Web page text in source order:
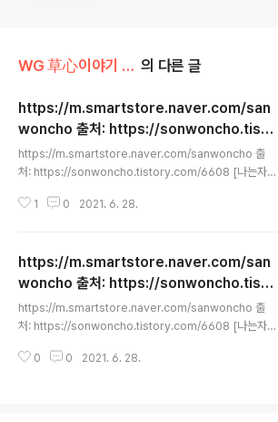
WG 草心이야기 012 의 다른 글
https://m.smartstore.naver.com/san
woncho 출처: https://sonwoncho.tisto
ry.com/6608 [나는자연인이다 박영호헌
터]
https://m.smartstore.naver.com/sanwoncho 출
처: https://sonwoncho.tistory.com/6608 [나는자
1 0 2021. 6. 28.
https://m.smartstore.naver.com/san
woncho 출처: https://sonwoncho.tisto
ry.com/6608 [나는자연인이다 박영호헌
터]
https://m.smartstore.naver.com/sanwoncho 출
처: https://sonwoncho.tistory.com/6608 [나는자
0 0 2021. 6. 28.